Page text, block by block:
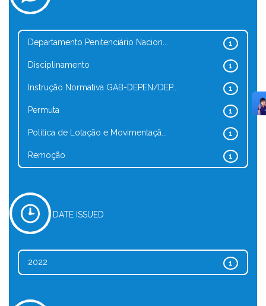
1
Departamento Penitenciário Nacion...
1
Disciplinamento
1
Instrução Normativa GAB-DEPEN/DEP...
1
Permuta
1
Política de Lotação e Movimentaçã...
1
Remoção
DATE ISSUED
1
2022